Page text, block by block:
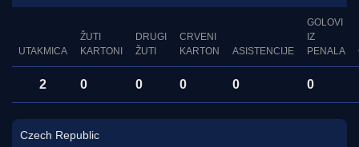
UTAKMICA
ŽUTI
KARTONI
DRUGI
ŽUTI
CRVENI
KARTON
ASISTENCIJE
GOLOVI
IZ
PENALA
2 0 0 0 0 0
Czech Republic